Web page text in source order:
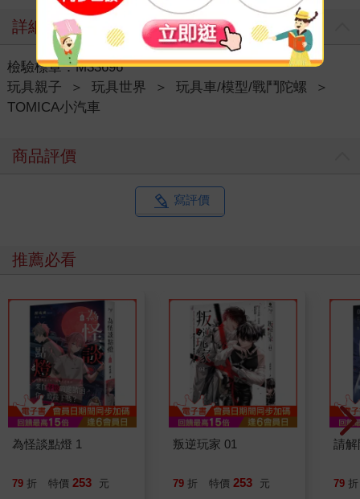
詳細資料
檢驗標章：M33696
玩具親子
＞ 玩具世界 ＞ 玩具車/模型/戰鬥陀螺
＞
TOMICA小汽車
商品評價
寫評價
推薦必看
為怪談點燈 1
79 折 特價 253 元
叛逆玩家 01
79 折 特價 253 元
請解
79 折